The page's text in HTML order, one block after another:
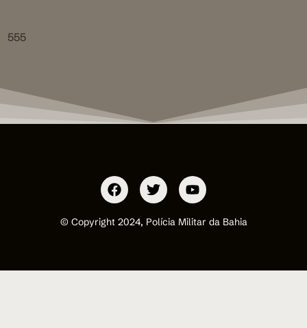
555
© Copyright 2024, Polícia Militar da Bahia